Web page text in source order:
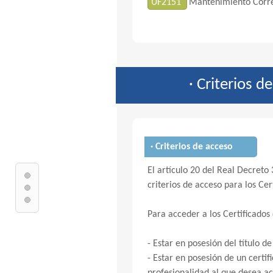
UF2151 Mantenimiento
· Criterios
· Criterios de acceso
El artículo 20 del Real
criterios de acceso para los
Para acceder a los
- Estar en posesión del título
- Estar en posesión de un